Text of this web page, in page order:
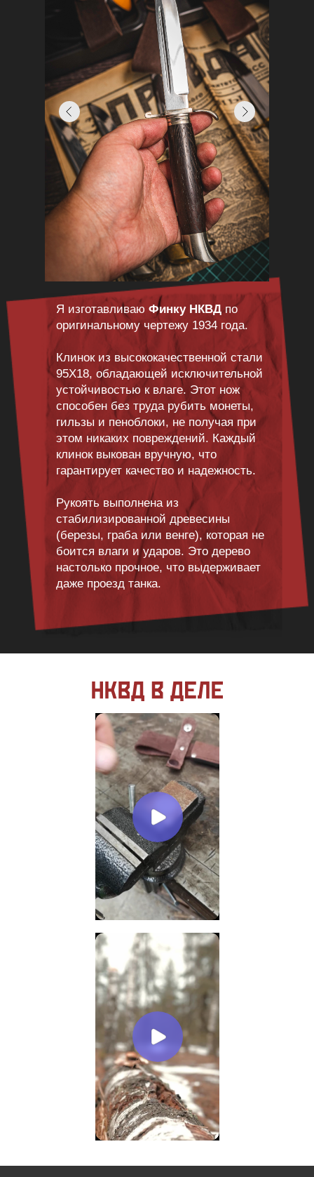
Я изготавливаю Финку НКВДпо
оригинальному чертежу 1934 года.
Клинок из высококачественной стали
95Х18, обладающей исключительной
устойчивостью к влаге. Этот нож
способен без труда рубить монеты,
гильзы и пеноблоки, не получая при
этом никаких повреждений. Каждый
клинок выкован вручную, что
гарантирует качество и надежность.
Рукоять выполнена из
стабилизированной древесины
(березы, граба или венге), которая не
боится влаги и ударов. Это дерево
настолько прочное, что выдерживает
даже проезд танка.